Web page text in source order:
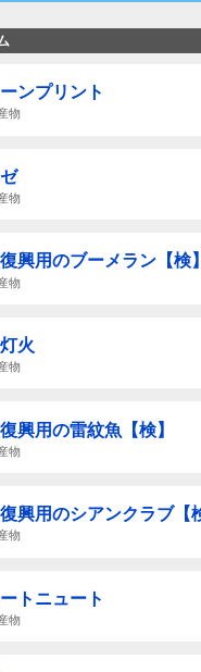
ンプリント
物
物
興用のブーメラン【検
物
火
物
興用の雷紋魚【検】
物
興用のシアンクラブ【
物
トニュート
物